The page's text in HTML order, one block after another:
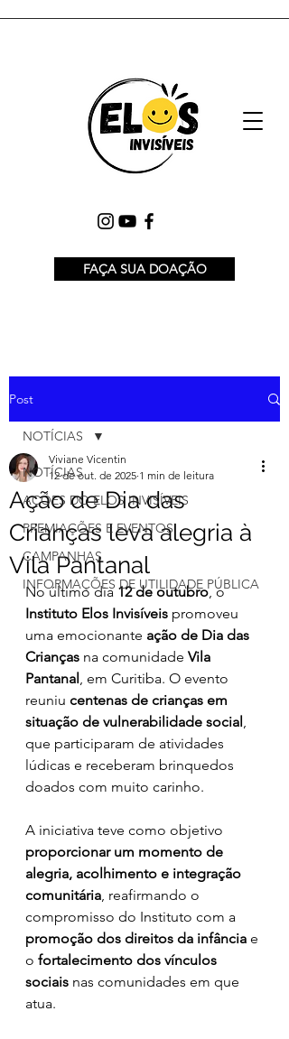
FAÇA SUA DOAÇÃO
Post
NOTÍCIAS
AÇÕES DO ELOS INVISÍVEIS
PREMIAÇÕES E EVENTOS
CAMPANHAS
INFORMAÇÕES DE UTILIDADE PÚBLICA
NOTÍCIAS
Ação de Dia das
Crianças leva alegria à
Vila Pantanal
Viviane Vicentin
12 de out. de 2025 1 min de leitura
No último dia 12 de outubro, o
Instituto Elos Invisíveis promoveu
uma emocionante ação de Dia das
Crianças na comunidade Vila
Pantanal, em Curitiba. O evento
reuniu centenas de crianças em
situação de vulnerabilidade social,
que participaram de atividades
lúdicas e receberam brinquedos
doados com muito carinho.
A iniciativa teve como objetivo
proporcionar um momento de
alegria, acolhimento e integração
comunitária, reafirmando o
compromisso do Instituto com a
promoção dos direitos da infância e
o fortalecimento dos vínculos
sociais nas comunidades em que
atua.